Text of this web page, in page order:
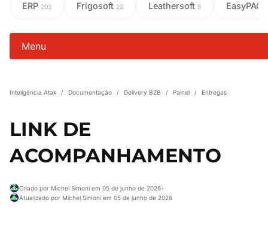
ERP 203 Frigosoft 22 Leathersoft 8 EasyPAC
Menu
Inteligência Atak / Documentação / Delivery B2B / Painel / Entregas
LINK DE
ACOMPANHAMENTO
Criado por Michel Simoni em 05 de junho de 2026•
Atualizado por Michel Simoni em 05 de junho de 2026